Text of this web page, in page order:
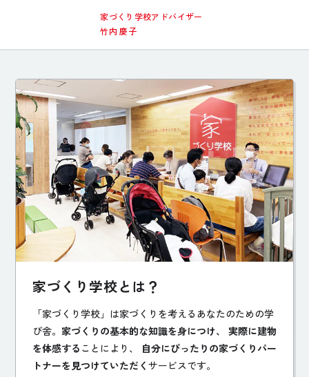
家づくり学校アドバイザー
竹内 慶子
家づくり学校とは？
「家づくり学校」は家づくりを考えるあなたのための学
び舎。 家づくりの基本的な知識を身につけ、 実際に建物
を体感する ことにより、 自分にぴったりの家づくりパー
トナーを見つけていただく サービスです。